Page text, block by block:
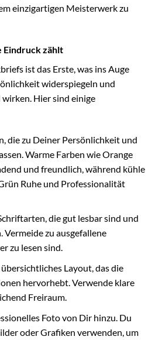
einzigartigen Meisterwerk zu
Eindruck zählt
ist das Erste, was ins Auge
widerspiegeln und
Hier sind einige
die zu Deiner Persönlichkeit und
Warme Farben wie Orange
und freundlich, während kühle
Ruhe und Professionalität
die gut lesbar sind und
Vermeide zu ausgefallene
zu lesen sind.
Layout, das die
hervorhebt. Verwende klare
Freiraum.
Foto von Dir hinzu. Du
oder Grafiken verwenden, um